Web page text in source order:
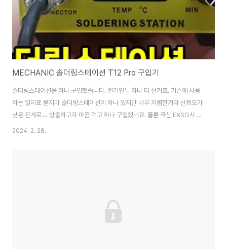
MECHANIC 솔더링스테이션 T12 Pro 구입기
솔더링스테이션을 하나 구입했습니다. 전기인두 하나 더 산거죠. 기존에 사용
하는 알리표 묻지마 솔더링스테이션이 하나 있지만 너무 저렴한거라 신뢰도가
낮은 관계로.... 방출하고자 마음 먹고 하나 구입했네요. 물론 국산 EXSO사 고
주파 솔더링스테이션인 LedSol-300 제품이 있습니다. 상당히 좋은 제품이
2024. 2. 28.